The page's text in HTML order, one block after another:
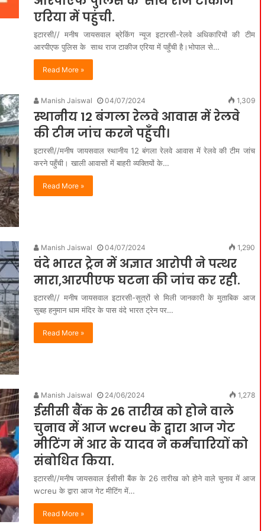
एरिया में पहुंची.
इटारसी// मनीष जायसवाल ब्रेकिंग न्यूज इटारसी-रेलवे अधिकारियों की टीम
आरपीएफ पुलिस के साथ राज टाकीज एरिया में पहुँची है।भोपाल से…
Read More »
Manish Jaiswal 04/07/2024 1,309
स्थानीय 12 बंगला रेलवे आवास में रेलवे
की टीम जांच करने पहुँची।
इटारसी//मनीष जायसवाल स्थानीय 12 बंगला रेलवे आवास में रेलवे की टीम जांच
करने पहुँची। खाली आवासों में बाहरी व्यक्तियों के…
Read More »
Manish Jaiswal 04/07/2024 1,290
वंदे भारत ट्रेन में अज्ञात आरोपी ने पत्थर
मारा,आरपीएफ घटना की जांच कर रही.
इटारसी// मनीष जायसवाल इटारसी-सूत्रों से मिली जानकारी के मुताबिक आज
सुबह हनुमान धाम मंदिर के पास वंदे भारत ट्रेन पर…
Read More »
Manish Jaiswal 24/06/2024 1,278
ईसीसी बैंक के 26 तारीख को होने वाले
चुनाव में आज wcreu के द्वारा आज गेट
मीटिंग में आर के यादव ने कर्मचारियों को
संबोधित किया.
इटारसी//मनीष जायसवाल ईसीसी बैंक के 26 तारीख को होने वाले चुनाव में आज
wcreu के द्वारा आज गेट मीटिंग में…
Read More »